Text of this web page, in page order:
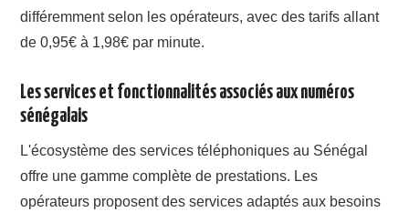
différemment selon les opérateurs, avec des tarifs allant
de 0,95€ à 1,98€ par minute.
Les services et fonctionnalités associés aux numéros
sénégalais
L'écosystème des services téléphoniques au Sénégal
offre une gamme complète de prestations. Les
opérateurs proposent des services adaptés aux besoins